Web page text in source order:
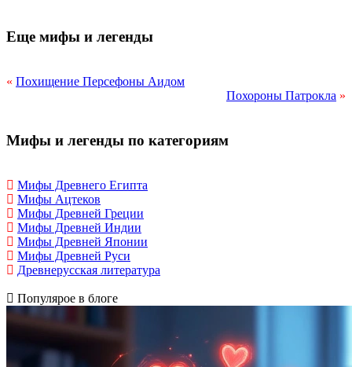
Еще мифы и легенды
« Похищение Персефоны Аидом
Похороны Патрокла »
Мифы и легенды по категориям
Мифы Древнего Египта
Мифы Ацтеков
Мифы Древней Греции
Мифы Древней Индии
Мифы Древней Японии
Мифы Древней Руси
Древнерусская литература
Популярое в блоге